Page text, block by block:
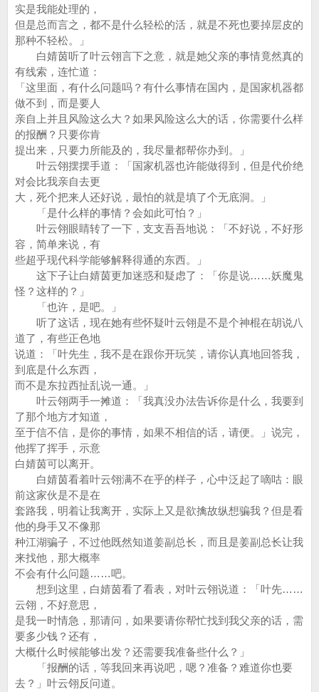
实是我能处理的，
但是总而言之，都不是什么轻松的活，就是不死也要掉层皮的
那种不轻松。」
白婧茵听了叶云翎言下之意，就是她父亲的事情竟然真的
有线索，连忙道：
「这里面，有什么问题吗？有什么事情在国内，是国家机器都
做不到，而是要人
亲自上并且风险这么大？如果风险这么大的话，你需要什么样
的报酬？只要你肯
提出来，只要力所能及的，我尽量都帮你办到。」
叶云翎摆摆手道：「国家机器也许能做得到，但是代价绝
对会比我亲自去更
大，死个把来人还好说，最怕的就是填了个无底洞。」
「是什么样的事情？会如此可怕？」
叶云翎眼睛转了一下，支支吾吾地说：「不好说，不好形
容，简单来说，有
些超乎现代科学能够解释得通的东西。」
这下子让白婧茵更加迷惑和疑虑了：「你是说……妖魔鬼
怪？这样的？」
「也许，是吧。」
听了这话，现在她有些怀疑叶云翎是不是个神棍在胡说八
道了，有些正色地
说道：「叶先生，我不是在跟你开玩笑，请你认真地回答我，
到底是什么东西，
而不是东拉西扯乱说一通。」
叶云翎两手一摊道：「我真没办法告诉你是什么，我要到
了那个地方才知道，
至于信不信，是你的事情，如果不相信的话，请便。」说完，
他挥了挥手，示意
白婧茵可以离开。
白婧茵看着叶云翎满不在乎的样子，心中泛起了嘀咕：眼
前这家伙是不是在
套路我，明着让我离开，实际上又是欲擒故纵想骗我？但是看
他的身手又不像那
种江湖骗子，不过他既然知道姜副总长，而且是姜副总长让我
来找他，那大概率
不会有什么问题……吧。
想到这里，白婧茵看了看表，对叶云翎说道：「叶先……
云翎，不好意思，
是我一时情急，那请问，如果要请你帮忙找到我父亲的话，需
要多少钱？还有，
大概什么时候能够出发？还需要我准备些什么？」
「报酬的话，等我回来再说吧，嗯？准备？难道你也要
去？」叶云翎反问道。